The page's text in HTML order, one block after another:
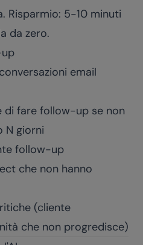
Risparmio: 5-10 minuti
da zero.
email
di fare follow-up se non
N giorni
follow-up
che non hanno
(cliente
che non progredisce)